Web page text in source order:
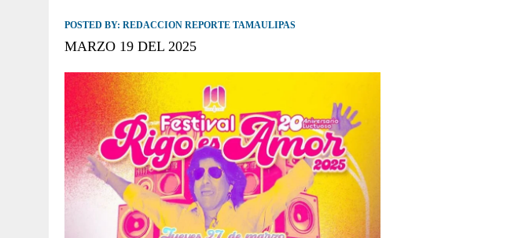
POSTED BY: REDACCION REPORTE TAMAULIPAS
MARZO 19 DEL 2025